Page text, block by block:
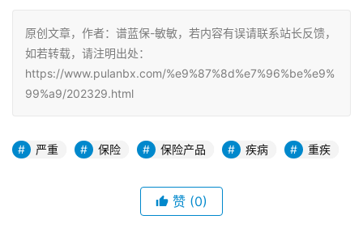
原创文章，作者：谱蓝保-敏敏，若内容有误请联系站长反馈，
如若转载，请注明出处：
https://www.pulanbx.com/%e9%87%8d%e7%96%be%e9%
99%a9/202329.html
严重 保险 保险产品 疾病 重疾
赞 (0)